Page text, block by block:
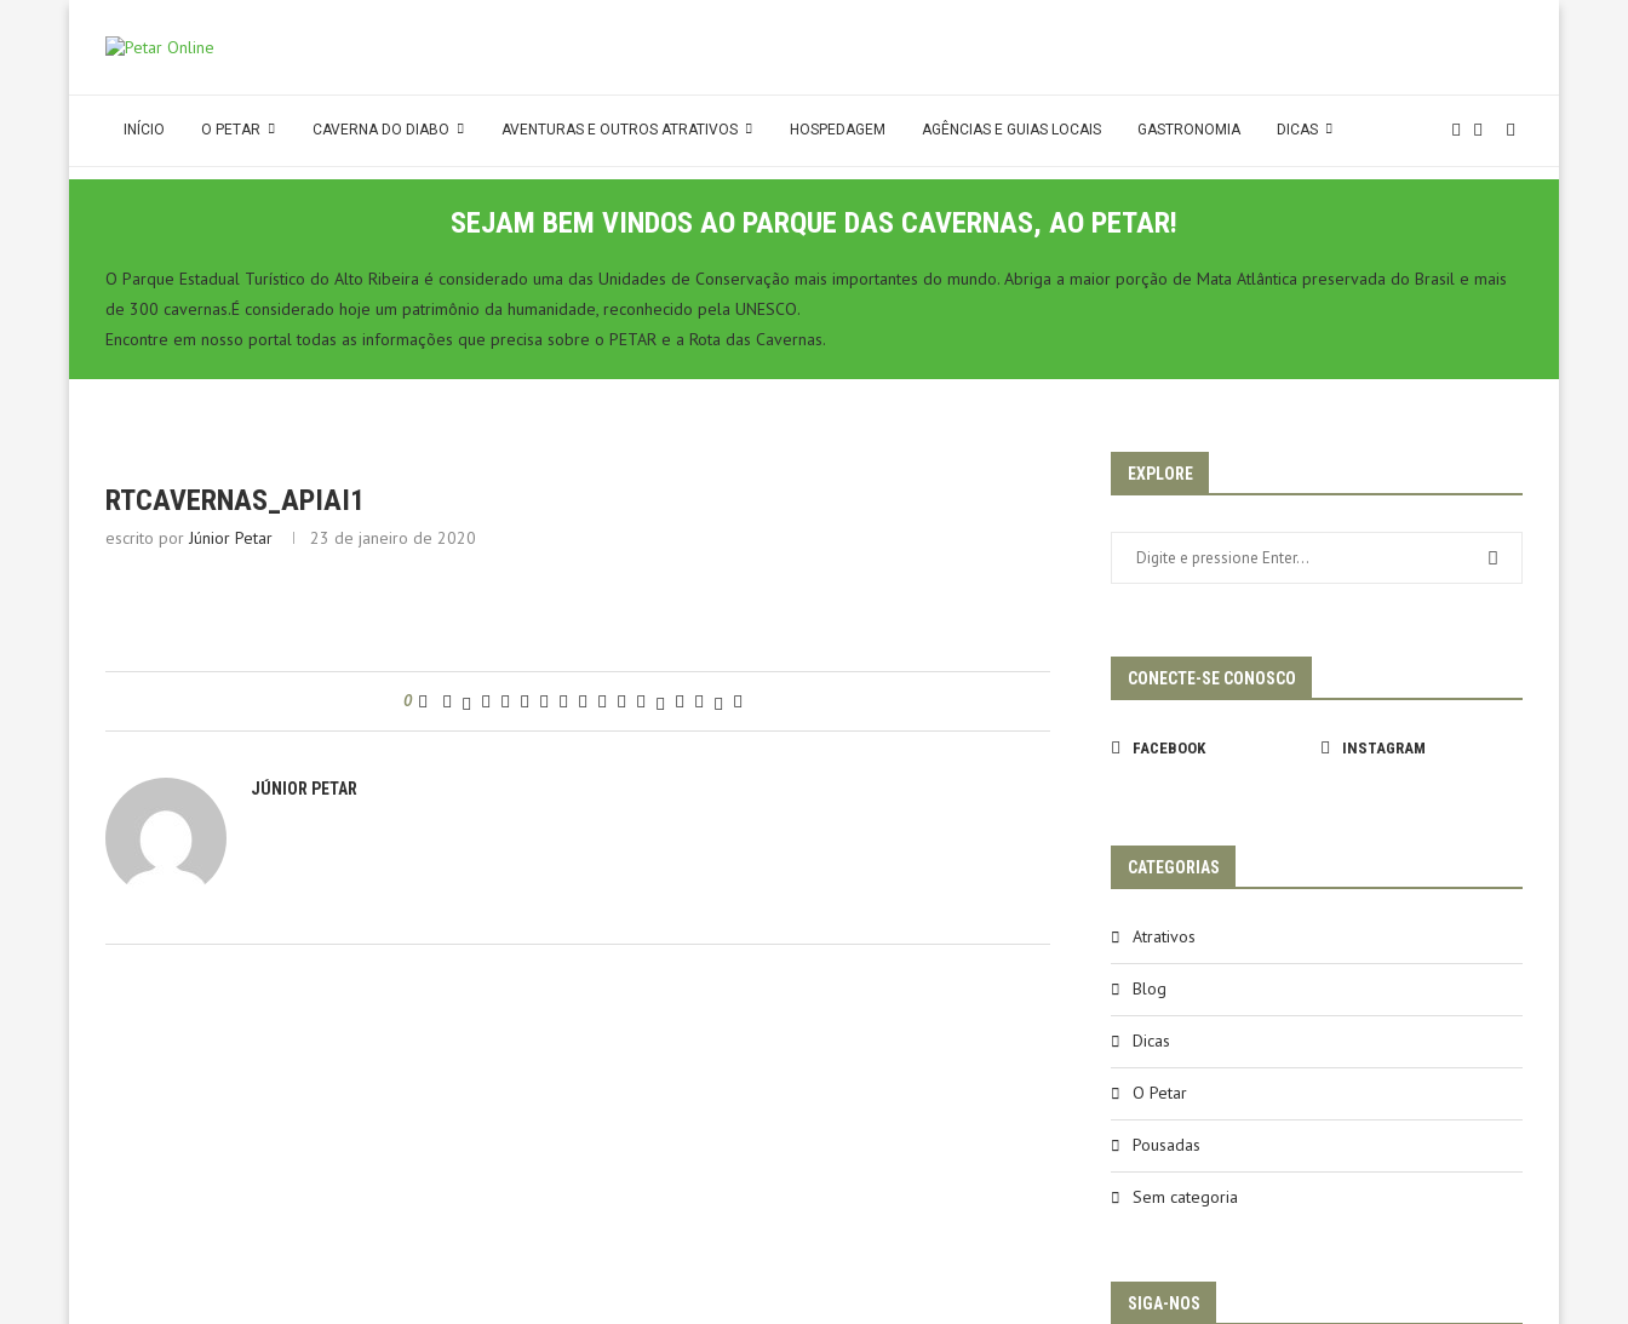
INÍCIO O PETAR CAVERNA DO DIABO AVENTURAS E OUTROS ATRATIVOS HOSPEDAGEM AGÊNCIAS E GUIAS LOCAIS GASTRONOMIA DICAS
SEJAM BEM VINDOS AO PARQUE DAS CAVERNAS, AO PETAR!
O Parque Estadual Turístico do Alto Ribeira é considerado uma das Unidades de Conservação mais importantes do mundo. Abriga a maior porção de Mata Atlântica preservada do Brasil e mais
de 300 cavernas.É considerado hoje um patrimônio da humanidade, reconhecido pela UNESCO.
Encontre em nosso portal todas as informações que precisa sobre o PETAR e a Rota das Cavernas.
RTCAVERNAS_APIAI1
escrito por Júnior Petar 23 de janeiro de 2020
0
JÚNIOR PETAR
EXPLORE
CONECTE-SE CONOSCO
FACEBOOK INSTAGRAM
CATEGORIAS
Atrativos
Blog
Dicas
O Petar
Pousadas
Sem categoria
SIGA-NOS